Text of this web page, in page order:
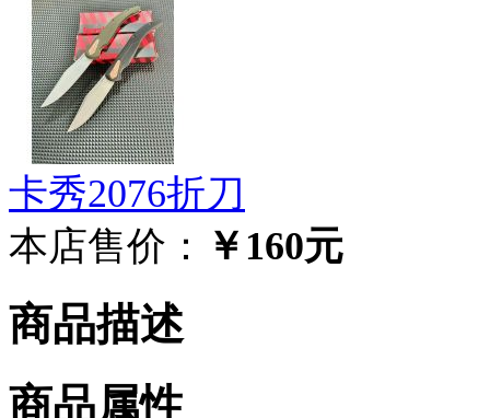
卡秀2076折刀
本店售价： ￥160元
商品描述
商品属性